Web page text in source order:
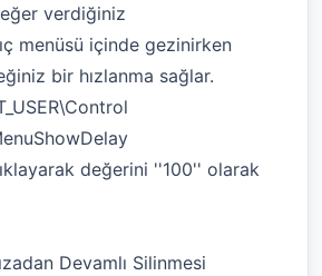
verdiğiniz
menüsü içinde gezinirken
bir hızlanma sağlar.
değerini ''100'' olarak
Devamlı Silinmesi